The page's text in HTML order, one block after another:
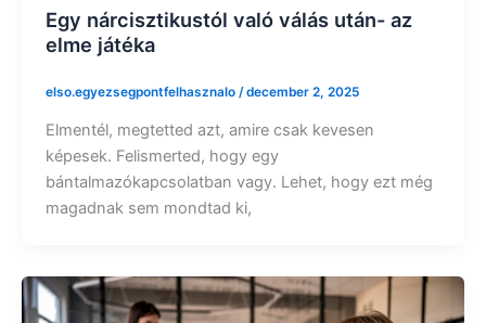
Egy nárcisztikustól való válás után- az
elme játéka
elso.egyezsegpontfelhasznalo /december 2, 2025
Elmentél, megtetted azt, amire csak kevesen
képesek. Felismerted, hogy egy
bántalmazókapcsolatban vagy. Lehet, hogy ezt még
magadnak sem mondtad ki,